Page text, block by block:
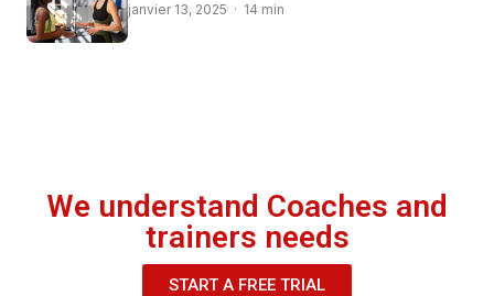
janvier 13, 2025 · 14 min
We understand Coaches and
trainers needs
START A FREE TRIAL